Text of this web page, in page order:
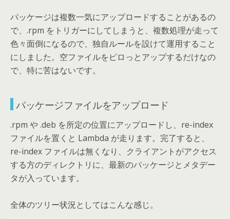
パッケージは複数一気にアップロードすることがあるの
で、.rpm をトリガーにしてしまうと、複数処理が走って
色々面倒になるので、独自ルールを設けて運用すること
にしました。空ファイルをピロっとアップするだけなの
で、特に苦はないです。
パッケージファイルをアップロード
.rpm や .deb を所定の位置にアップロードし、re-index
ファイルを置くと Lambda が走ります。完了すると、
re-index ファイルは無くなり、クライアントがアクセス
する方のディレクトリに、最新のパッケージとメタデー
タが入っています。
全体のツリー状況としてはこんな感じ。